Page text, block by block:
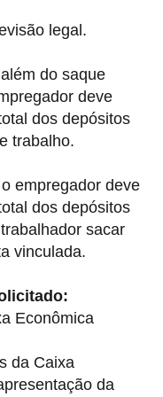
legal.
do saque
deve
dos depósitos
trabalho.
empregador deve
dos depósitos
sacar
vinculada.
Econômica
da Caixa
da